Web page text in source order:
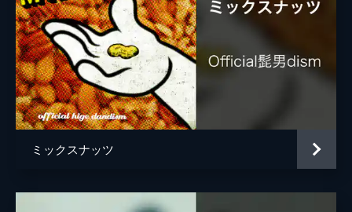
ミックスナッツ